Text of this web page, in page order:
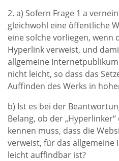
2. a) Sofern Frage 1 a
gleichwohl eine öffentliche
eine solche vorliegen, wenn
Hyperlink verweist, und
allgemeine
nicht leicht, so dass das
Auffinden des Werks in
b) Ist es bei der
Belang, ob der
kennen muss, dass die
verweist, für das
leicht auffindbar ist?